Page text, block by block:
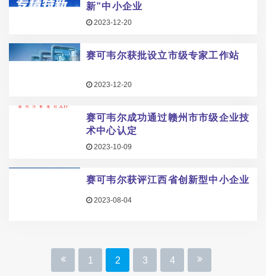
新”中小企业
2023-12-20
赛可韦尔获批设立市级专家工作站
2023-12-20
赛可韦尔成功通过赣州市市级企业技
术中心认定
2023-10-09
赛可韦尔获评江西省创新型中小企业
2023-08-04
1 2 3 4